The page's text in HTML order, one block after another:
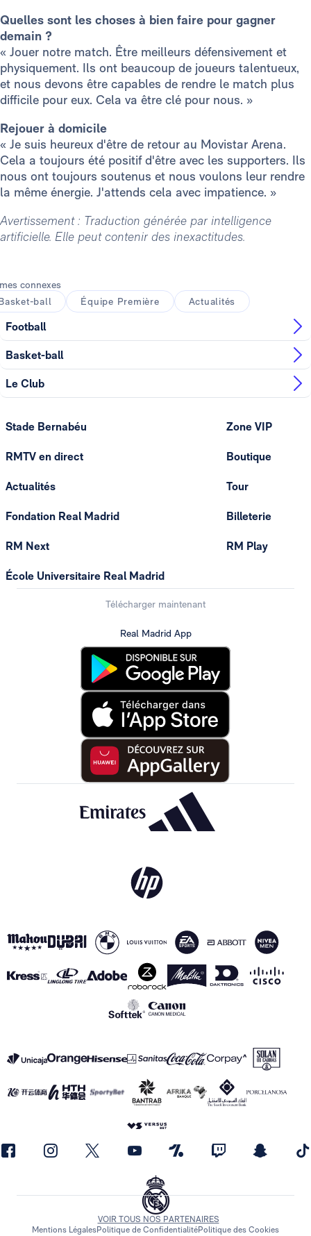
Quelles sont les choses à bien faire pour gagner
demain ?
« Jouer notre match. Être meilleurs défensivement et
physiquement. Ils ont beaucoup de joueurs talentueux,
et nous devons être capables de rendre le match plus
difficile pour eux. Cela va être clé pour nous. »
Rejouer à domicile
« Je suis heureux d'être de retour au Movistar Arena.
Cela a toujours été positif d'être avec les supporters. Ils
nous ont toujours soutenus et nous voulons leur rendre
la même énergie. J'attends cela avec impatience. »
Avertissement : Traduction générée par intelligence
artificielle. Elle peut contenir des inexactitudes.
connexes
ball
Équipe Première Actualités
Football
Basket-ball
Le Club
Stade Bernabéu
RMTV en direct
Actualités
Fondation Real Madrid
RM Next
École Universitaire Real Madrid
Zone VIP
Boutique
Tour
Billeterie
RM Play
Télécharger maintenant
Real Madrid App
VOIR TOUS NOS PARTENAIRES
Mentions LégalesPolitique de ConfidentialitéPolitique des Cookies